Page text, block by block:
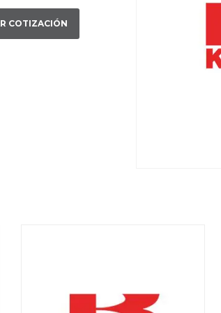
COTIZACIÓN